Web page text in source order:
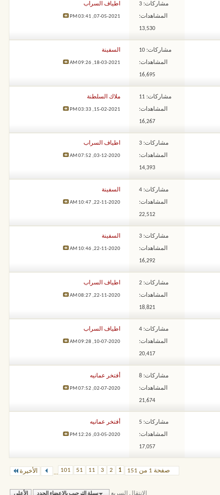
مشاركات: 3
المشاهدات:
13,530
اطياف السراب
07-05-2021,
03:41 PM
مشاركات: 10
المشاهدات:
16,695
السفينة
18-03-2021,
09:26 AM
مشاركات: 11
المشاهدات:
16,267
ملاك السلطنة
15-02-2021,
03:33 PM
مشاركات: 3
المشاهدات:
14,393
اطياف السراب
03-12-2020,
07:52 AM
مشاركات: 4
المشاهدات:
22,512
السفينة
22-11-2020,
10:47 AM
مشاركات: 3
المشاهدات:
16,292
السفينة
22-11-2020,
10:46 AM
مشاركات: 2
المشاهدات:
18,821
اطياف السراب
22-11-2020,
08:27 AM
مشاركات: 4
المشاهدات:
20,417
اطياف السراب
10-07-2020,
09:28 AM
مشاركات: 8
المشاهدات:
21,674
أفتخر عمانيه
02-07-2020,
07:52 PM
مشاركات: 5
المشاهدات:
17,057
أفتخر عمانيه
03-05-2020,
12:26 PM
صفحة 1 من 151 1
2
3
11
51
101
... الأخيرة
الإنتقال السريع سبلة الترحيب بالاعضاء الجدد الأعلى